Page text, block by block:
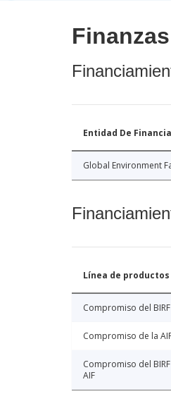
Finanzas
Entidad De
Global Environment
Línea de productos
Compromiso del BIRF
Compromiso de la
Compromiso del
AIF